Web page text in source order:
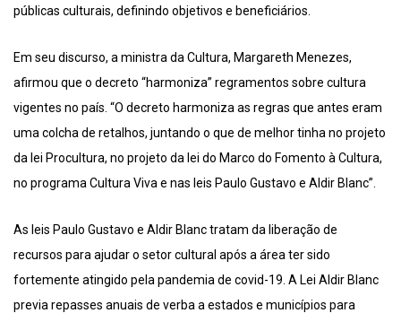
públicas culturais, definindo objetivos e beneficiários.
Em seu discurso, a ministra da Cultura, Margareth Menezes,
afirmou que o decreto “harmoniza” regramentos sobre cultura
vigentes no país. “O decreto harmoniza as regras que antes eram
uma colcha de retalhos, juntando o que de melhor tinha no projeto
da lei Procultura, no projeto da lei do Marco do Fomento à Cultura,
no programa Cultura Viva e nas leis Paulo Gustavo e Aldir Blanc”.
As leis Paulo Gustavo e Aldir Blanc tratam da liberação de
recursos para ajudar o setor cultural após a área ter sido
fortemente atingido pela pandemia de covid-19. A Lei Aldir Blanc
previa repasses anuais de verba a estados e municípios para